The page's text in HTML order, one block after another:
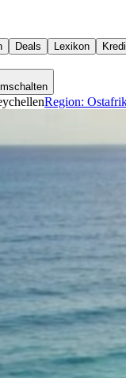
Deals Lexikon
Region: